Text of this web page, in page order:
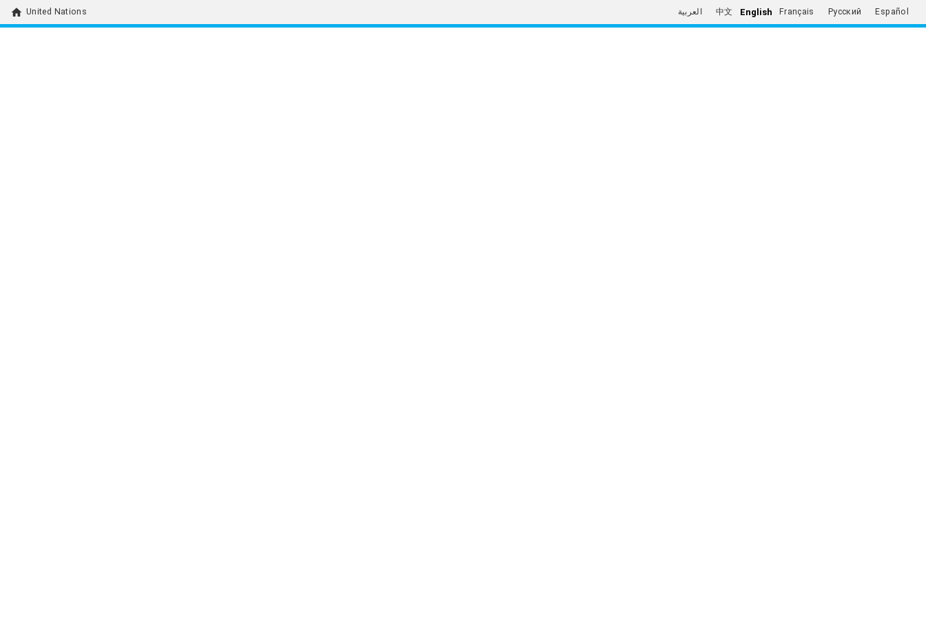
home United Nations العربية 中文 English Français Русский Español